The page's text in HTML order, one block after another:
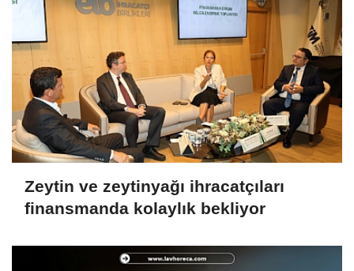
Zeytin ve zeytinyağı ihracatçıları
finansmanda kolaylık bekliyor